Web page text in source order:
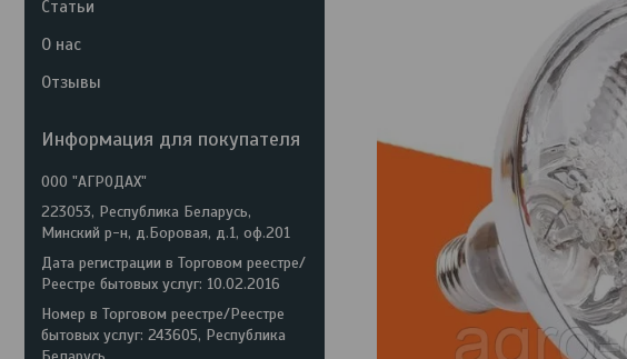
Статьи
О нас
Отзывы
Информация для покупателя
ООО "АГРОДАХ"
223053, Республика Беларусь,
Минский р-н, д.Боровая, д.1, оф.201
Дата регистрации в Торговом реестре/
Реестре бытовых услуг: 10.02.2016
Номер в Торговом реестре/Реестре
бытовых услуг: 243605, Республика